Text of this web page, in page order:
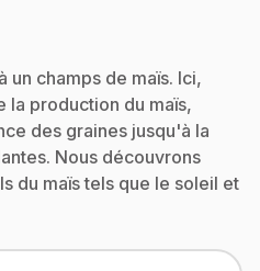
un champs de maïs. Ici,
la production du maïs,
des graines jusqu'à la
Nous découvrons
du maïs tels que le soleil et